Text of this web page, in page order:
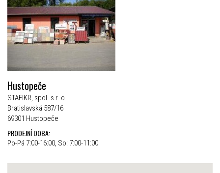
Hustopeče
STAFIKR, spol. s r. o.
Bratislavská 587/16
69301 Hustopeče
PRODEJNÍ DOBA:
Po-Pá 7:00-16:00, So: 7:00-11:00